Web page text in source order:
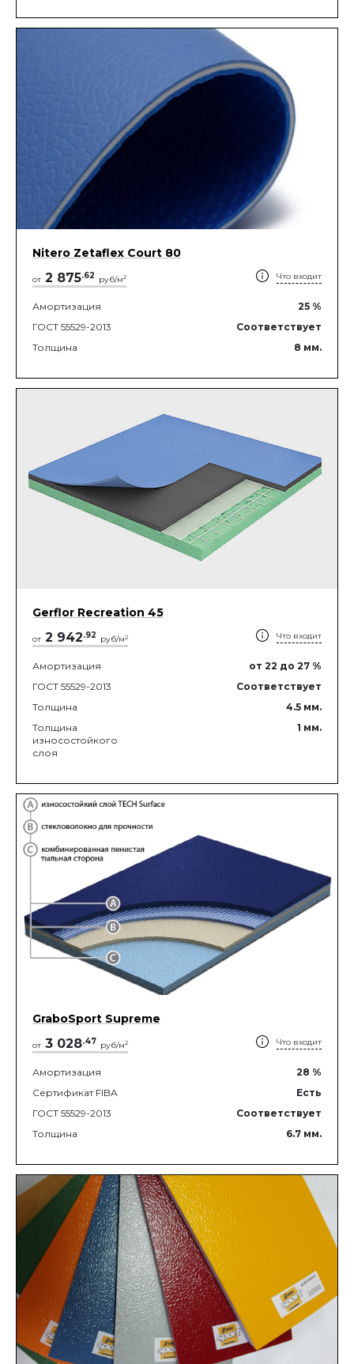
Nitero Zetaflex Court 80
от 2 875.62 руб/м2 Что входит
Амортизация 25 %
ГОСТ 55529-2013
Соответствует
Толщина
8 мм.
Gerflor Recreation 45
от 2 942.92 руб/м2 Что входит
Амортизация от 22 до 27 %
ГОСТ 55529-2013
Соответствует
Толщина
4.5 мм.
Толщина
износостойкого
слоя
1 мм.
GraboSport Supreme
от 3 028.47 руб/м2 Что входит
Амортизация 28 %
Сертификат FIBA
Есть
ГОСТ 55529-2013
Соответствует
Толщина
6.7 мм.